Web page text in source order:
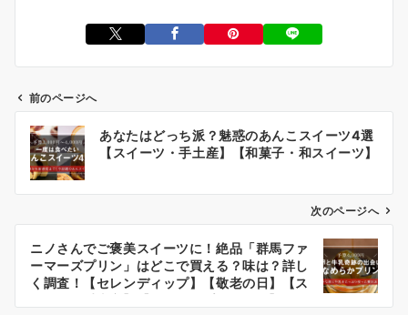
投
稿
ナ
ビ
ゲ
ー
ョ
前のページへ
あなたはどっち派？魅惑のあんこスイーツ4選
【スイーツ・手土産】【和菓子・和スイーツ】
次のページへ
ニノさんでご褒美スイーツに！絶品「群馬ファ
ーマーズプリン」はどこで買える？味は？詳し
く調査！【セレンディップ】【敬老の日】【ス